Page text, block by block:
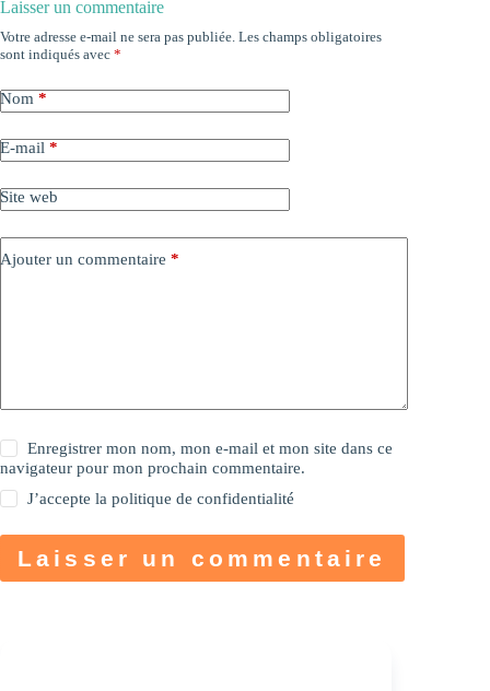
Laisser un commentaire
Votre adresse e-mail ne sera pas publiée. Les champs obligatoires
sont indiqués avec *
Nom *
E-mail *
Site web
Ajouter un commentaire *
Enregistrer mon nom, mon e-mail et mon site dans ce
navigateur pour mon prochain commentaire.
J’accepte lapolitique de confidentialité
Laisser un commentaire